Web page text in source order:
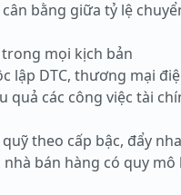
bằng giữa tỷ lệ
mọi kịch bản
DTC, thương mại
các công việc tài
theo cấp bậc, đẩy
bán hàng có quy mô